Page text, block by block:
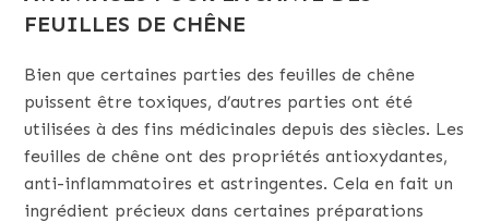
FEUILLES DE CHÊNE
Bien que certaines parties des feuilles de chêne
puissent être toxiques, d’autres parties ont été
utilisées à des fins médicinales depuis des siècles. Les
feuilles de chêne ont des propriétés antioxydantes,
anti-inflammatoires et astringentes. Cela en fait un
ingrédient précieux dans certaines préparations